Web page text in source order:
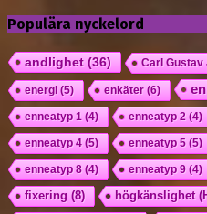
Populära nyckelord
andlighet(36) Carl Gustav
energi (5) enkäter(6)
enneatyp 1 (4) enneatyp 2 (4)
enneatyp 4 (5) enneatyp 5 (5)
enneatyp 8 (4) enneatyp 9 (4)
fixering (8) högkänslighet